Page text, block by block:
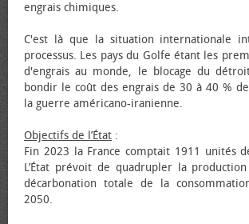
engrais chimiques.
C'est là que la situation internationale
processus. Les pays du Golfe étant les
d'engrais au monde, le blocage du
bondir le coût des engrais de 30 à 40 %
la guerre américano-iranienne.
Objectifs de l’État :
Fin 2023 la France comptait 1911 unités
L’État prévoit de quadrupler la
décarbonation totale de la
2050.